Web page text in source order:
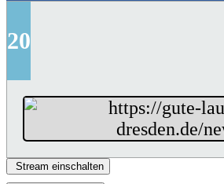
20
Stream einschalten